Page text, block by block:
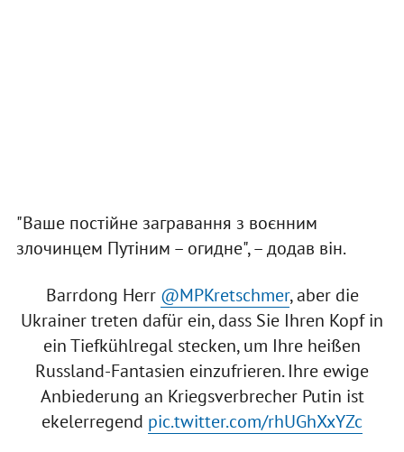
"Ваше постійне загравання з воєнним
злочинцем Путіним – огидне", – додав він.
Barrdong Herr @MPKretschmer, aber die
Ukrainer treten dafür ein, dass Sie Ihren Kopf in
ein Tiefkühlregal stecken, um Ihre heißen
Russland-Fantasien einzufrieren. Ihre ewige
Anbiederung an Kriegsverbrecher Putin ist
ekelerregend pic.twitter.com/rhUGhXxYZc